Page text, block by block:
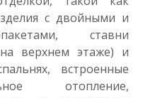
с двойными и
ставни
верхнем этаже) и
встроенные
отопление,